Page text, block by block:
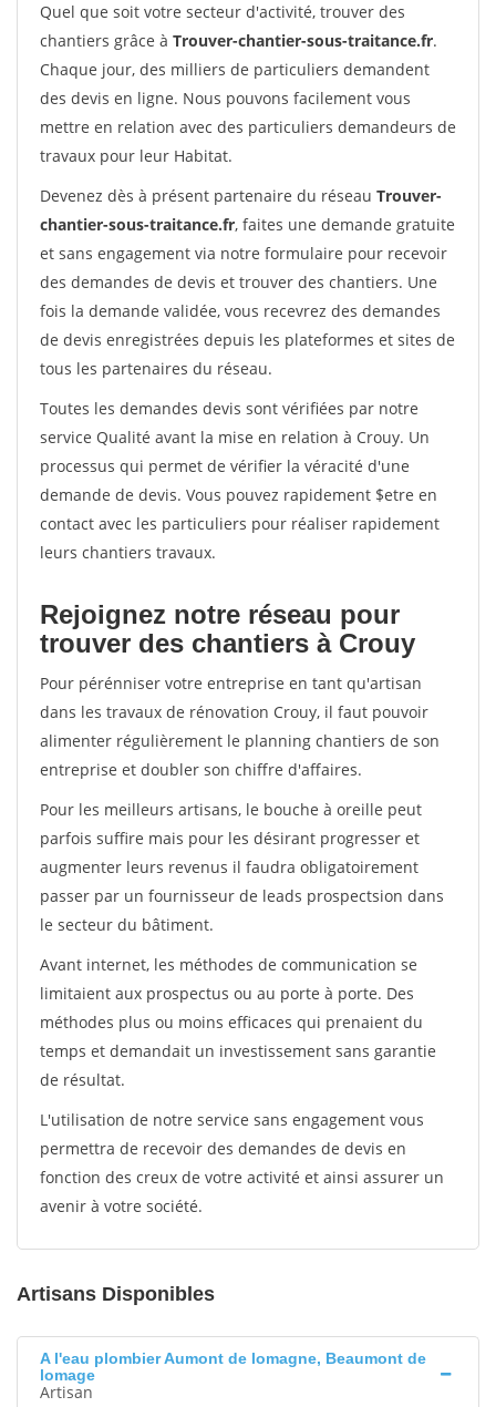
Quel que soit votre secteur d'activité, trouver des
chantiers grâce à Trouver-chantier-sous-traitance.fr.
Chaque jour, des milliers de particuliers demandent
des devis en ligne. Nous pouvons facilement vous
mettre en relation avec des particuliers demandeurs de
travaux pour leur Habitat.
Devenez dès à présent partenaire du réseau Trouver-
chantier-sous-traitance.fr, faites une demande gratuite
et sans engagement via notre formulaire pour recevoir
des demandes de devis et trouver des chantiers. Une
fois la demande validée, vous recevrez des demandes
de devis enregistrées depuis les plateformes et sites de
tous les partenaires du réseau.
Toutes les demandes devis sont vérifiées par notre
service Qualité avant la mise en relation à Crouy. Un
processus qui permet de vérifier la véracité d'une
demande de devis. Vous pouvez rapidement $etre en
contact avec les particuliers pour réaliser rapidement
leurs chantiers travaux.
Rejoignez notre réseau pour
trouver des chantiers à Crouy
Pour pérénniser votre entreprise en tant qu'artisan
dans les travaux de rénovation Crouy, il faut pouvoir
alimenter régulièrement le planning chantiers de son
entreprise et doubler son chiffre d'affaires.
Pour les meilleurs artisans, le bouche à oreille peut
parfois suffire mais pour les désirant progresser et
augmenter leurs revenus il faudra obligatoirement
passer par un fournisseur de leads prospectsion dans
le secteur du bâtiment.
Avant internet, les méthodes de communication se
limitaient aux prospectus ou au porte à porte. Des
méthodes plus ou moins efficaces qui prenaient du
temps et demandait un investissement sans garantie
de résultat.
L'utilisation de notre service sans engagement vous
permettra de recevoir des demandes de devis en
fonction des creux de votre activité et ainsi assurer un
avenir à votre société.
Artisans Disponibles
A l'eau plombier Aumont de lomagne, Beaumont de
lomage
Artisan